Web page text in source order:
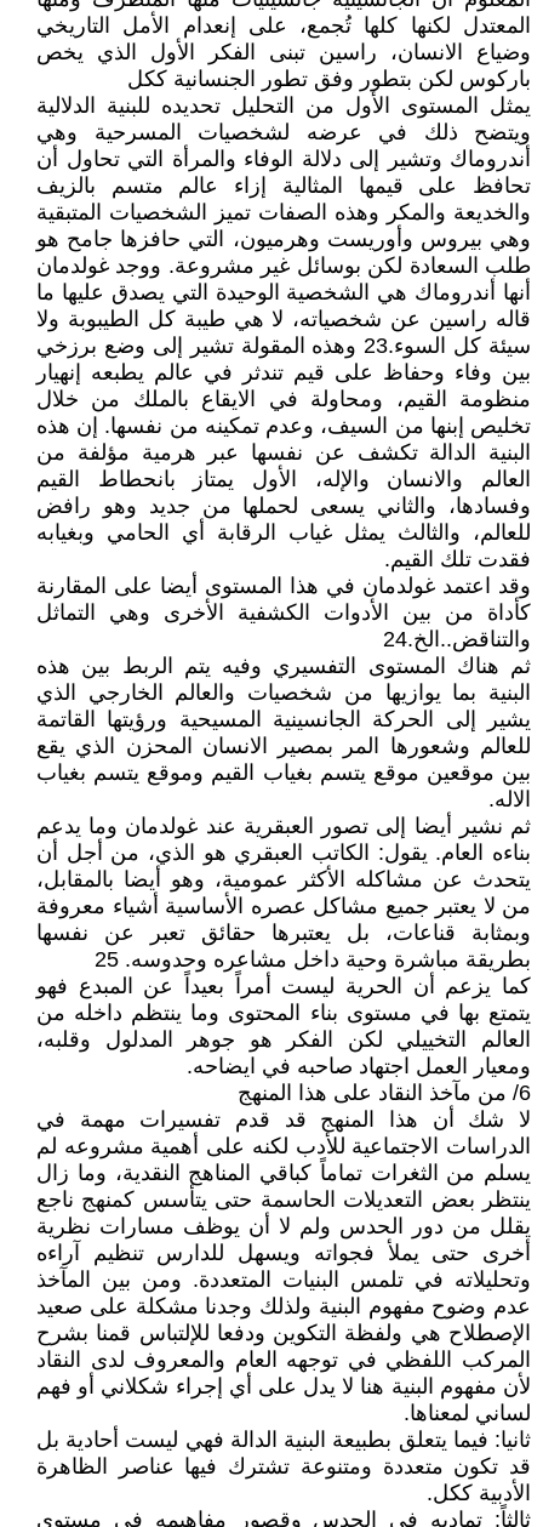
المعتدل لكنها كلها تُجمع، على إنعدام الأمل التاريخي
وضياع الانسان، راسين تبنى الفكر الأول الذي يخص
باركوس لكن بتطور وفق تطور الجنسانية ككل
يمثل المستوى الأول من التحليل تحديده للبنية الدلالية
ويتضح ذلك في عرضه لشخصيات المسرحية وهي
أندروماك وتشير إلى دلالة الوفاء والمرأة التي تحاول أن
تحافظ على قيمها المثالية إزاء عالم متسم بالزيف
والخديعة والمكر وهذه الصفات تميز الشخصيات المتبقية
وهي بيروس وأوريست وهرميون، التي حافزها جامح هو
طلب السعادة لكن بوسائل غير مشروعة. ووجد غولدمان
أنها أندروماك هي الشخصية الوحيدة التي يصدق عليها ما
قاله راسين عن شخصياته، لا هي طيبة كل الطيبوبة ولا
سيئة كل السوء.23 وهذه المقولة تشير إلى وضع برزخي
بين وفاء وحفاظ على قيم تندثر في عالم يطبعه إنهيار
منظومة القيم، ومحاولة في الايقاع بالملك من خلال
تخليص إبنها من السيف، وعدم تمكينه من نفسها. إن هذه
البنية الدالة تكشف عن نفسها عبر هرمية مؤلفة من
العالم والانسان والإله، الأول يمتاز بانحطاط القيم
وفسادها، والثاني يسعى لحملها من جديد وهو رافض
للعالم، والثالث يمثل غياب الرقابة أي الحامي وبغيابه
فقدت تلك القيم.
وقد اعتمد غولدمان في هذا المستوى أيضا على المقارنة
كأداة من بين الأدوات الكشفية الأخرى وهي التماثل
والتناقض..الخ.24
ثم هناك المستوى التفسيري وفيه يتم الربط بين هذه
البنية بما يوازيها من شخصيات والعالم الخارجي الذي
يشير إلى الحركة الجانسينية المسيحية ورؤيتها القاتمة
للعالم وشعورها المر بمصير الانسان المحزن الذي يقع
بين موقعين موقع يتسم بغياب القيم وموقع يتسم بغياب
الاله.
ثم نشير أيضا إلى تصور العبقرية عند غولدمان وما يدعم
بناءه العام. يقول: الكاتب العبقري هو الذي، من أجل أن
يتحدث عن مشاكله الأكثر عمومية، وهو أيضا بالمقابل،
من لا يعتبر جميع مشاكل عصره الأساسية أشياء معروفة
وبمثابة قناعات، بل يعتبرها حقائق تعبر عن نفسها
بطريقة مباشرة وحية داخل مشاعره وحدوسه. 25
كما يزعم أن الحرية ليست أمراً بعيداً عن المبدع فهو
يتمتع بها في مستوى بناء المحتوى وما ينتظم داخله من
العالم التخييلي لكن الفكر هو جوهر المدلول وقلبه،
ومعيار العمل اجتهاد صاحبه في ايضاحه.
6/ من مآخذ النقاد على هذا المنهج
لا شك أن هذا المنهج قد قدم تفسيرات مهمة في
الدراسات الاجتماعية للأدب لكنه على أهمية مشروعه لم
يسلم من الثغرات تماماً كباقي المناهج النقدية، وما زال
ينتظر بعض التعديلات الحاسمة حتى يتأسس كمنهج ناجع
يقلل من دور الحدس ولم لا أن يوظف مسارات نظرية
أخرى حتى يملأ فجواته ويسهل للدارس تنظيم آراءه
وتحليلاته في تلمس البنيات المتعددة. ومن بين المآخذ
عدم وضوح مفهوم البنية ولذلك وجدنا مشكلة على صعيد
الإصطلاح هي ولفظة التكوين ودفعا للإلتباس قمنا بشرح
المركب اللفظي في توجهه العام والمعروف لدى النقاد
لأن مفهوم البنية هنا لا يدل على أي إجراء شكلاني أو فهم
لساني لمعناها.
ثانيا: فيما يتعلق بطبيعة البنية الدالة فهي ليست أحادية بل
قد تكون متعددة ومتنوعة تشترك فيها عناصر الظاهرة
الأدبية ككل.
ثالثاً: تماديه في الحدس وقصور مفاهيمه في مستوى